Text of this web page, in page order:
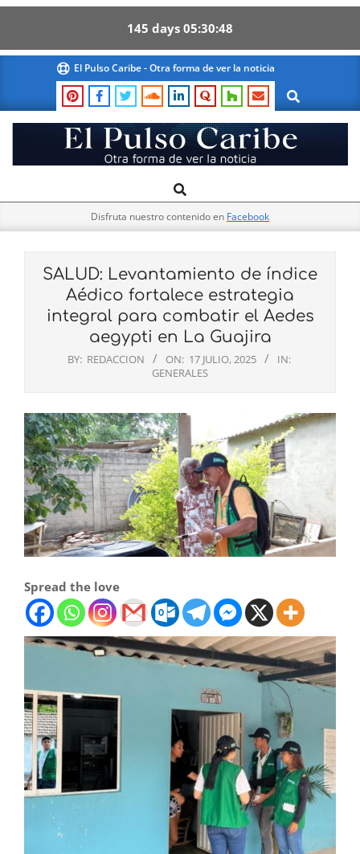
145 days 05 30 47
content
El Pulso Caribe - Otra forma de ver la noticia
Search
El
Pulso
Navigation
Search
Disfruta nuestro contenido en Facebook
SALUD: Levantamiento de índice
Aédico fortalece estrategia
integral para combatir el Aedes
aegypti en La Guajira
BY: REDACCION ON: 17 JULIO, 2025
IN:
GENERALES
Spread the love